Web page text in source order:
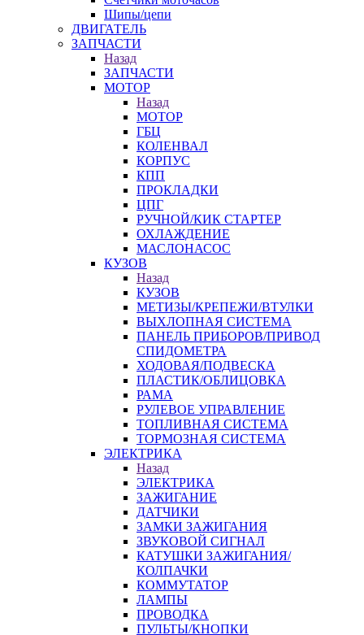
Шипы/цепи
ДВИГАТЕЛЬ
ЗАПЧАСТИ
Назад
ЗАПЧАСТИ
МОТОР
Назад
МОТОР
ГБЦ
КОЛЕНВАЛ
КОРПУС
КПП
ПРОКЛАДКИ
ЦПГ
РУЧНОЙ/КИК СТАРТЕР
ОХЛАЖДЕНИЕ
МАСЛОНАСОС
КУЗОВ
Назад
КУЗОВ
МЕТИЗЫ/КРЕПЕЖИ/ВТУЛКИ
ВЫХЛОПНАЯ СИСТЕМА
ПАНЕЛЬ ПРИБОРОВ/ПРИВОД
СПИДОМЕТРА
ХОДОВАЯ/ПОДВЕСКА
ПЛАСТИК/ОБЛИЦОВКА
РАМА
РУЛЕВОЕ УПРАВЛЕНИЕ
ТОПЛИВНАЯ СИСТЕМА
ТОРМОЗНАЯ СИСТЕМА
ЭЛЕКТРИКА
Назад
ЭЛЕКТРИКА
ЗАЖИГАНИЕ
ДАТЧИКИ
ЗАМКИ ЗАЖИГАНИЯ
ЗВУКОВОЙ СИГНАЛ
КАТУШКИ ЗАЖИГАНИЯ/
КОЛПАЧКИ
КОММУТАТОР
ЛАМПЫ
ПРОВОДКА
ПУЛЬТЫ/КНОПКИ